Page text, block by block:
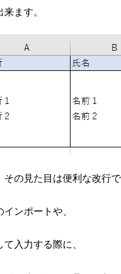
ます。
その見た目は便利な改行
ンポートや、
て入力する際に、